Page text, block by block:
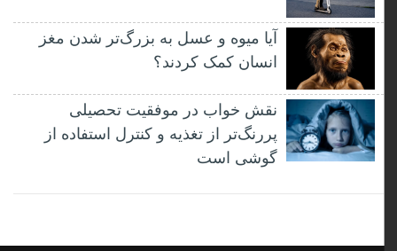
آیا میوه و عسل به بزرگ‌تر شدن مغز
انسان کمک کردند؟
نقش خواب در موفقیت تحصیلی
پررنگ‌تر از تغذیه و کنترل استفاده از
گوشی است